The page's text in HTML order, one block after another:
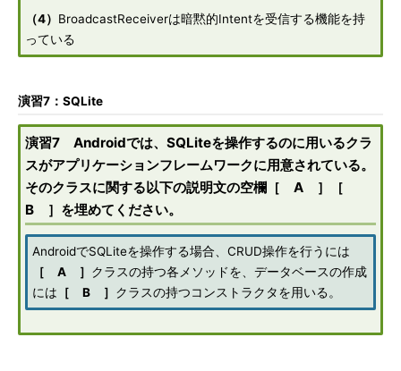
（4） BroadcastReceiverは暗黙的Intentを受信する機能を持
っている
演習7：SQLite
演習7 Androidでは、SQLiteを操作するのに用いるクラ
スがアプリケーションフレームワークに用意されている。
そのクラスに関する以下の説明文の空欄［ A ］［
B ］を埋めてください。
AndroidでSQLiteを操作する場合、CRUD操作を行うには
［ A ］ クラスの持つ各メソッドを、データベースの作成
には ［ B ］ クラスの持つコンストラクタを用いる。